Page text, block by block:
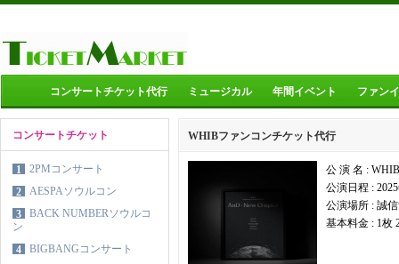
コンサートチケット代行 ミュージカル 年間イベント ファン
コンサートチケット
1
2PMコンサート
2
AESPAソウルコン
3
BACK NUMBERソウルコ
ン
4
BIGBANGコンサート
WHIBファンコンチケット代行
公 演 名 :
公演日程 :
公演場所 : 誠
基本料金 : 1枚